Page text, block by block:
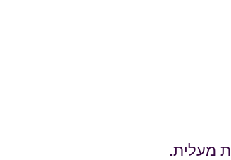
מעלית.